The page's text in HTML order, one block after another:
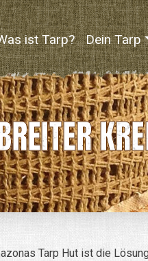
ist Tarp? Dein Tarp
Tarp Hut ist die